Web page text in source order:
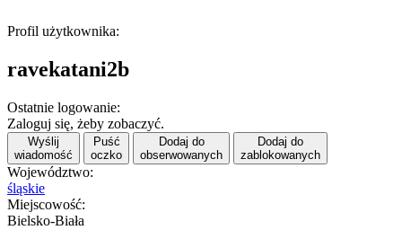
Profil użytkownika:
ravekatani2b
Ostatnie logowanie:
Zaloguj się, żeby zobaczyć.
Wyślij
wiadomość
Puść
oczko
Dodaj do
obserwowanych
Dodaj do
zablokowanych
Województwo:
śląskie
Miejscowość:
Bielsko-Biała